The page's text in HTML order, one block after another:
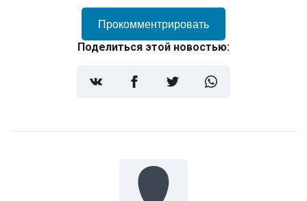
Прокомментрировать
Поделиться этой новостью: